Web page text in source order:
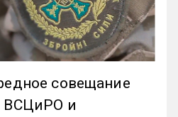
совещание
ВСЦиРО и